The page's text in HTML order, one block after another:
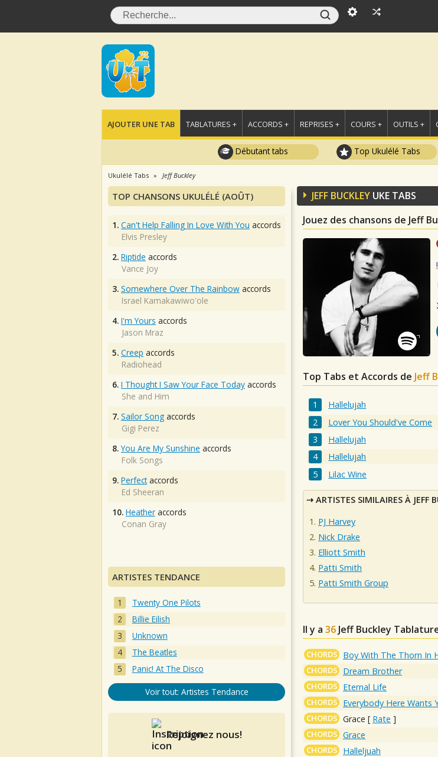
AJOUTER UNE TAB TABLATURES + ACCORDS + REPRISES + COURS + OUTILS +
Débutant tabs Top Ukulélé Tabs
Ukulélé Tabs Jeff Buckley
JEFF BUCKLEY UKE TABS
Jouez des chansons de Jeff
Top Tabs et Accords de Jeff
Hallelujah
Lover You Should've Come
Hallelujah
Hallelujah
Lilac Wine
ARTISTES SIMILAIRES À JEFF
PJ Harvey
Nick Drake
Elliott Smith
Patti Smith
Patti Smith Group
Il y a 36 Jeff Buckley
CHORDS Boy With The Thorn In
CHORDS Dream Brother
CHORDS Eternal Life
CHORDS Everybody Here Wants
CHORDS Grace [ Rate ]
CHORDS Grace
CHORDS Halleljuah
TOP CHANSONS UKULÉLÉ (AOÛT)
1. Can't Help Falling In Love With You accords
Elvis Presley
2. Riptide accords
Vance Joy
3. Somewhere Over The Rainbow accords
Israel Kamakawiwo'ole
4. I'm Yours accords
Jason Mraz
5. Creep accords
Radiohead
6. I Thought I Saw Your Face Today accords
She and Him
7. Sailor Song accords
Gigi Perez
8. You Are My Sunshine accords
Folk Songs
9. Perfectaccords
Ed Sheeran
10. Heather accords
Conan Gray
ARTISTES TENDANCE
Twenty One Pilots
Billie Eilish
Unknown
The Beatles
Panic! At The Disco
Voir tout: Artistes Tendance
Rejoignez nous!